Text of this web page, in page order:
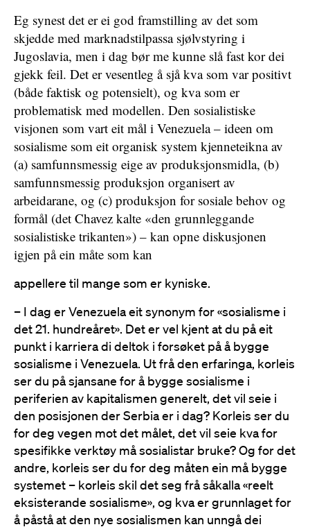
Eg synest det er ei god framstilling av det som
skjedde med marknadstilpassa sjølvstyring i
Jugoslavia, men i dag bør me kunne slå fast kor dei
gjekk feil. Det er vesentleg å sjå kva som var positivt
(både faktisk og potensielt), og kva som er
problematisk med modellen. Den sosialistiske
visjonen som vart eit mål i Venezuela – ideen om
sosialisme som eit organisk system kjenneteikna av
(a) samfunnsmessig eige av produksjonsmidla, (b)
samfunnsmessig produksjon organisert av
arbeidarane, og (c) produksjon for sosiale behov og
formål (det Chavez kalte «den grunnleggande
sosialistiske trikanten») – kan opne diskusjonen
igjen på ein måte som kan
appellere til mange som er kyniske.
– I dag er Venezuela eit synonym for «sosialisme i
det 21. hundreåret». Det er vel kjent at du på eit
punkt i karriera di deltok i forsøket på å bygge
sosialisme i Venezuela. Ut frå den erfaringa, korleis
ser du på sjansane for å bygge sosialisme i
periferien av kapitalismen generelt, det vil seie i
den posisjonen der Serbia er i dag? Korleis ser du
for deg vegen mot det målet, det vil seie kva for
spesifikke verktøy må sosialistar bruke? Og for det
andre, korleis ser du for deg måten ein må bygge
systemet – korleis skil det seg frå såkalla «reelt
eksisterande sosialisme», og kva er grunnlaget for
å påstå at den nye sosialismen kan unngå dei